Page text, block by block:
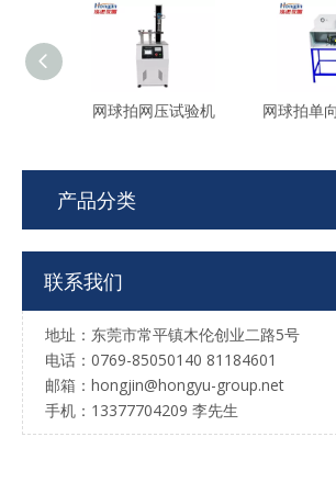
网球拍网压试验机 网球拍单
产品分类
联系我们
地址：东莞市常平镇木伦创业二路5号
电话：0769-85050140 81184601
邮箱：hongjin@hongyu-group.net
手机：13377704209 李先生